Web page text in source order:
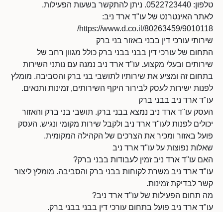
טלפון: 0522723440. ניתן להתקשר בשעות הפעילות.
לאתר האינטרנט של עו"ד ארד ניב:
https://www.d.co.il/80263459/9010118/
שירותי עורכי דין בבני באזור בני ברק
התחום של עורכי דין בבני בבני ברק כולל מגוון רחב של
שירותים ובעלי מקצוע. עו"ד ארד ניב נמנה עם נותני השירות
בתחום זה ומציע את שירותיו לתושבי בני ברק והסביבה. מומלץ
לפנות ישירות לעסק לבירור היקף השירותים, זמינות ותנאים.
עו"ד ארד ניב בבני ברק
העסק עו"ד ארד ניב נמצא בבני ברק. תושבי בני ברק והאזור
יכולים לפנות לעו"ד ארד ניב ולקבל שירות מקומי ונגיש. העסק
פועל באזור ומכיר את הצרכים של הקהילה המקומית.
שאלות נפוצות על עו"ד ארד ניב
האם עו"ד ארד ניב זמין לעבודות בבני ברק?
עו"ד ארד ניב משרת לקוחות בבני ברק והסביבה. מומלץ ליצור
קשר לבדיקת זמינות.
מה תחום הפעילות של עו"ד ארד ניב?
עו"ד ארד ניב פועל בתחום עורכי דין בבני בבני ברק.